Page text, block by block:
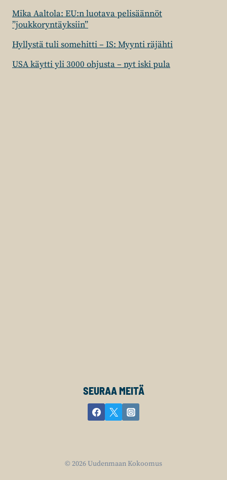
Mika Aaltola: EU:n luotava pelisäännöt
”joukkoryntäyksiin”
Hyllystä tuli somehitti – IS: Myynti räjähti
USA käytti yli 3000 ohjusta – nyt iski pula
SEURAA MEITÄ
© 2026 Uudenmaan Kokoomus